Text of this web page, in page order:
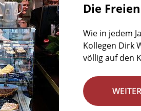
Die
Wie in jedem
Kollegen Dirk
völlig auf den